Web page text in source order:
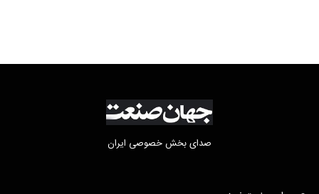
صدای بخش خصوصی ایران